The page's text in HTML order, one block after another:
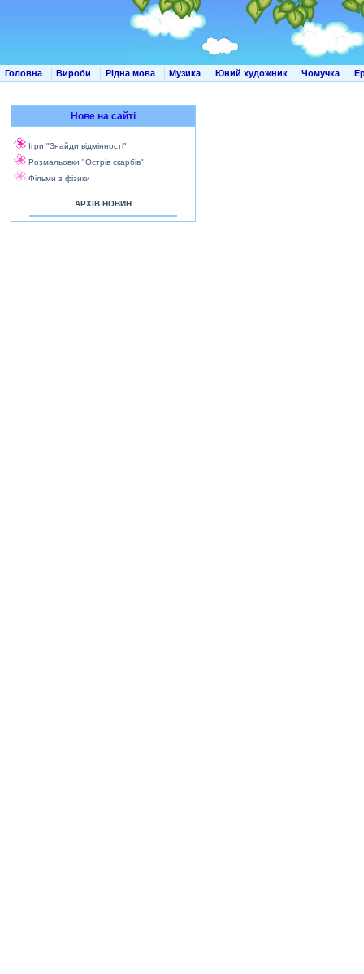
Головна Вироби Рідна мова Музика Юний художник Чомучка
Нове на сайті
Ігри "Знайди відмінності"
Розмальовки "Острів скарбів"
Фільми з фізики
АРХІВ НОВИН